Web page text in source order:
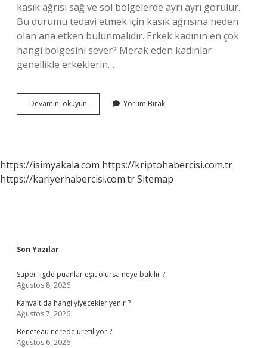
kasık ağrısı sağ ve sol bölgelerde ayrı ayrı görülür.
Bu durumu tedavi etmek için kasık ağrısına neden
olan ana etken bulunmalıdır. Erkek kadının en çok
hangi bölgesini sever? Merak eden kadınlar
genellikle erkeklerin…
Devamını okuyun
En
Yorum Bırak
https://isimyakala.com https://kriptohabercisi.com.tr
https://kariyerhabercisi.com.trSitemap
Sidebar
Son Yazılar
Süper ligde puanlar eşit olursa neye bakılır ?
Ağustos 8, 2026
Kahvaltıda hangi yiyecekler yenir ?
Ağustos 7, 2026
Beneteau nerede üretiliyor ?
Ağustos 6, 2026